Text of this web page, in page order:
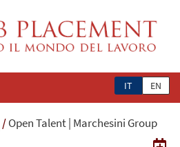
IT EN
/Open Talent | Marchesini Group